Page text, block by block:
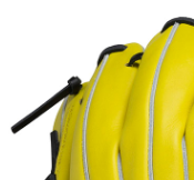
休闲
室内